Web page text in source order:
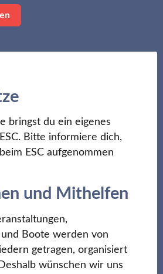
bringst du ein eigenes
Bitte informiere dich,
ESC aufgenommen
und Mithelfen
Boote werden von
getragen, organisiert
wünschen wir uns